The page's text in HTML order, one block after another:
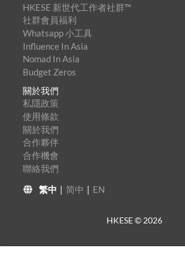
HKESE 新世代工作者社群™
社群會員福利
Whatsapp 小工具
Influence In Asia
Nomad In Asia
Budget Zeros
關於我們
私隱政策
使用條款
關於我們
合作夥伴
合作機會
聯絡我們
繁中 | 简中 | EN
HKESE © 2026